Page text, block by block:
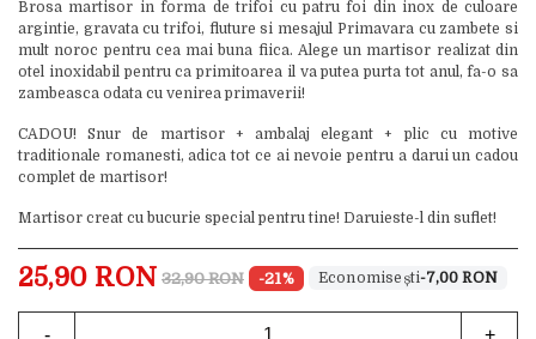
Brosa martisor in forma de trifoi cu patru foi din inox de culoare
argintie, gravata cu trifoi, fluture si mesajul Primavara cu zambete si
mult noroc pentru cea mai buna fiica. Alege un martisor realizat din
otel inoxidabil pentru ca primitoarea il va putea purta tot anul, fa-o sa
zambeasca odata cu venirea primaverii!
CADOU! Snur de martisor + ambalaj elegant + plic cu motive
traditionale romanesti, adica tot ce ai nevoie pentru a darui un cadou
complet de martisor!
Martisor creat cu bucurie special pentru tine! Daruieste-l din suflet!
25,90 RON 32,90 RON -21% -7,00 RON
- +